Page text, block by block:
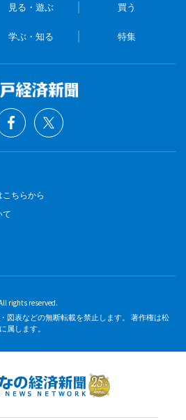
見る・遊ぶ 買う
学ぶ・知る 特集
ちらから
て
rights reserved.
図表などの無断転載を禁止します。 著作権は松
属します。